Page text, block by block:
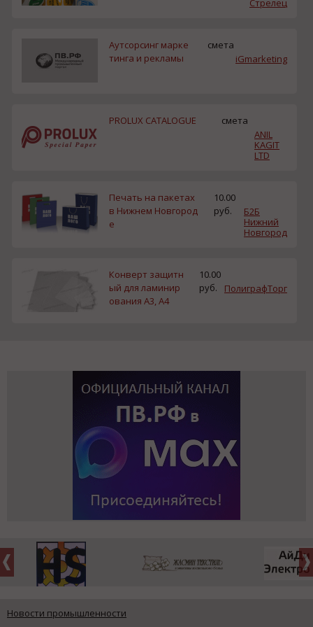
Стрелец
Аутсорсинг марке
тинга и рекламы
смета
iGmarketing
PROLUX CATALOGUE
смета
ANIL
KAGIT
LTD
Печать на пакетах
в Нижнем Новгород
е
10.00
руб.
Б2Б
Нижний
Новгород
Конверт защитн
ый для ламинир
ования A3, А4
10.00
руб.
ПолиграфТорг
Новости промышленности